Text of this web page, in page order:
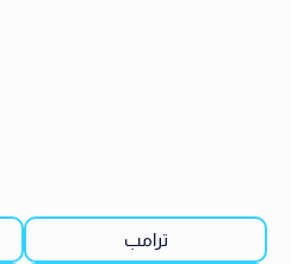
ترامب